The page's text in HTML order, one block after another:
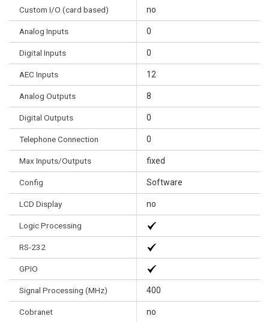
Custom I/O (card based) no
Analog Inputs 0
Digital Inputs 0
AEC Inputs 12
Analog Outputs 8
Digital Outputs 0
Telephone Connection 0
Max Inputs/Outputs fixed
Config Software
LCD Display no
Logic Processing
RS-232
GPIO
Signal Processing (MHz) 400
Cobranet no